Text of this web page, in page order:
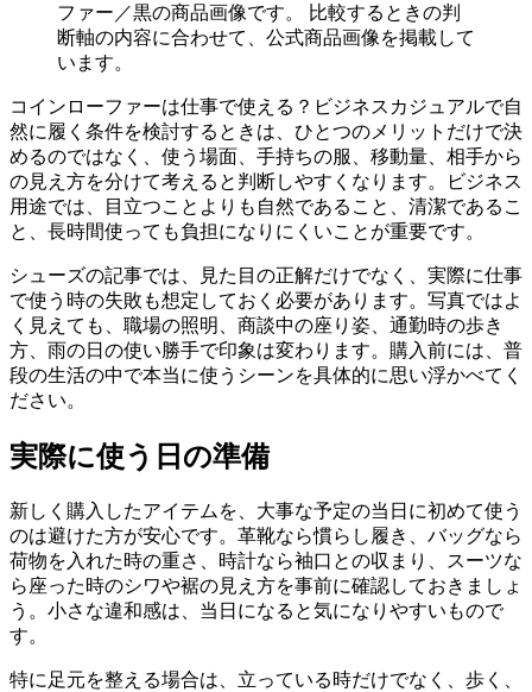
ファー／黒の商品画像です。 比較するときの判
断軸の内容に合わせて、公式商品画像を掲載して
います。
コインローファーは仕事で使える？ビジネスカジュアルで自
然に履く条件を検討するときは、ひとつのメリットだけで決
めるのではなく、使う場面、手持ちの服、移動量、相手から
の見え方を分けて考えると判断しやすくなります。ビジネス
用途では、目立つことよりも自然であること、清潔であるこ
と、長時間使っても負担になりにくいことが重要です。
シューズの記事では、見た目の正解だけでなく、実際に仕事
で使う時の失敗も想定しておく必要があります。写真ではよ
く見えても、職場の照明、商談中の座り姿、通勤時の歩き
方、雨の日の使い勝手で印象は変わります。購入前には、普
段の生活の中で本当に使うシーンを具体的に思い浮かべてく
ださい。
実際に使う日の準備
新しく購入したアイテムを、大事な予定の当日に初めて使う
のは避けた方が安心です。革靴なら慣らし履き、バッグなら
荷物を入れた時の重さ、時計なら袖口との収まり、スーツな
ら座った時のシワや裾の見え方を事前に確認しておきましょ
う。小さな違和感は、当日になると気になりやすいもので
す。
特に足元を整える場合は、立っている時だけでなく、歩く、